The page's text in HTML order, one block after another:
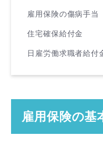
雇用保険の傷病手当
住宅確保給付金
日雇労働求職者給付
雇用保険の基